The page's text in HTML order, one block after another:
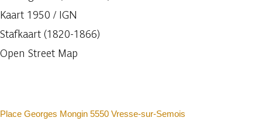
Kaart 1950 / IGN
Stafkaart (1820-1866)
Open Street Map
Place Georges Mongin 5550 Vresse-sur-Semois